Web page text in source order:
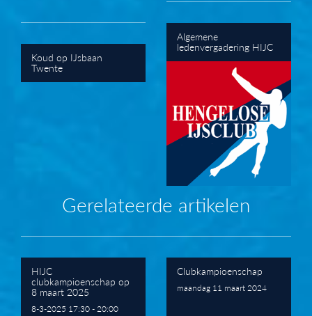
Koud op IJsbaan
Twente
Algemene
ledenvergadering HIJC
Gerelateerde artikelen
HIJC
clubkampioenschap op
8 maart 2025
8-3-2025 17:30 - 20:00
Clubkampioenschap
maandag 11 maart 2024